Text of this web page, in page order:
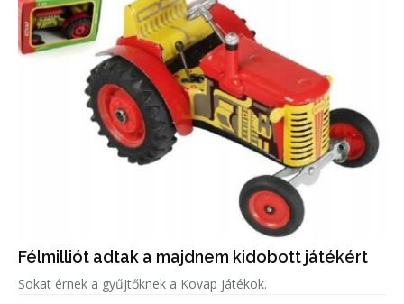
Félmilliót adtak a majdnem kidobott játékért
Sokat érnek a gyűjtőknek a Kovap játékok.